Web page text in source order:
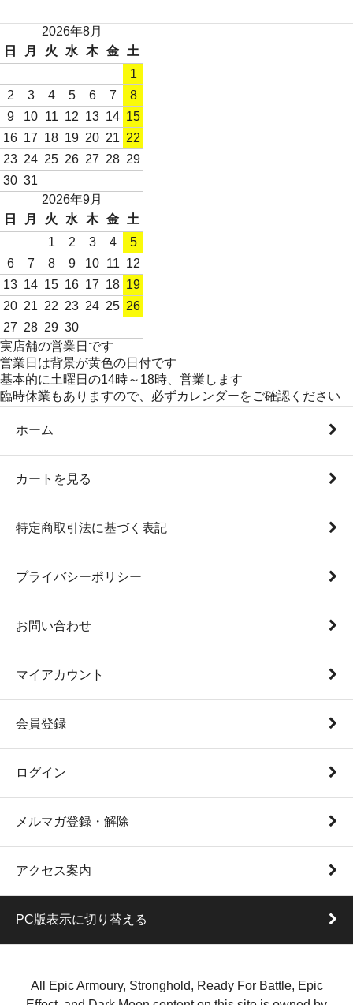
2026年8月
日
月 火 水 木 金
土
1
2
3 4 5 6 7
8
9
10 11 12 13 14 15
16 17 18 19 20 21 22
23 24 25 26 27 28 29
30 31
2026年9月
日
月 火 水 木 金
土
1
2 3 4
5
6
7 8 9 10 11 12
13 14 15 16 17 18 19
20 21 22 23 24 25 26
27 28 29 30
実店舗の営業日です
営業日は背景が黄色の日付です
基本的に土曜日の14時～18時、営業します
臨時休業もありますので、必ずカレンダーをご確認ください
ホーム
カートを見る
特定商取引法に基づく表記
プライバシーポリシー
お問い合わせ
マイアカウント
会員登録
ログイン
メルマガ登録・解除
アクセス案内
PC版表示に切り替える
All Epic Armoury, Stronghold, Ready For Battle, Epic